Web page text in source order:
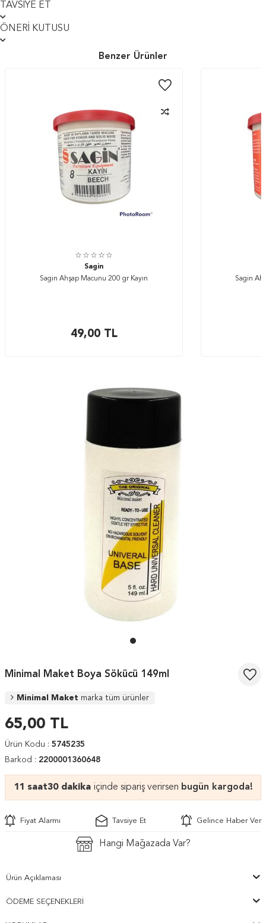
TAVSIYE ET
ÖNERI KUTUSU
Benzer Ürünler
Sagin
Sagin Ahşap Macunu 200 gr Kayın
49,00TL
Sagin
Minimal Maket Boya Sökücü 149ml
Minimal Maket marka tüm ürünler
65,00 TL
Ürün Kodu : 5745235
Barkod : 2200001360648
11 saat30 dakika içinde sipariş verirsen bugün kargoda!
Fiyat Alarmı Tavsiye Et Gelince Haber Ver
Hangi Mağazada Var?
Ürün Açıklaması
ÖDEME SEÇENEKLERI